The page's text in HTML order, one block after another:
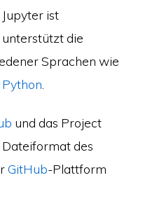
ist
die
Sprachen wie
Python
und das Project
Dateiformat des
GitHub-Plattform